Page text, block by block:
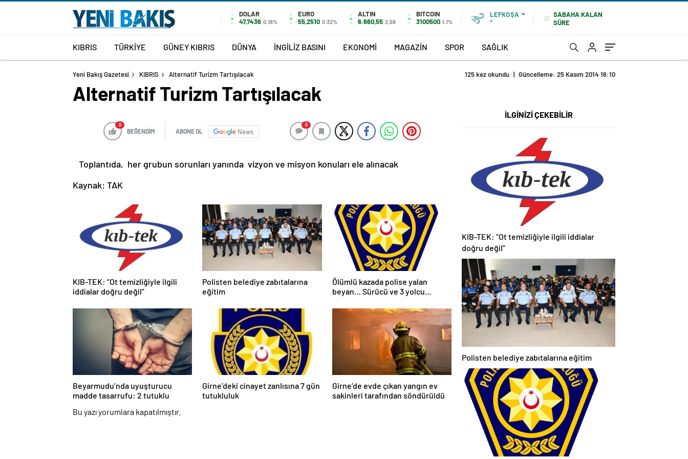
DOLAR
47,7436 0.18%
EURO
55,2510 0.32%
ALTIN
6.660,55 2,59
BITCOIN
3100500 1.1%
LEFKOŞA
°
SABAHA KALAN
SÜRE
KIBRIS TÜRKİYE GÜNEY KIBRIS DÜNYA İNGİLİZ BASINI EKONOMİ MAGAZİN SPOR SAĞLIK
Yeni Bakış Gazetesi KIBRIS Alternatif Turizm Tartışılacak 125 kez okundu | Güncelleme: 25 Kasım 2014 16:10
Alternatif Turizm Tartışılacak
0
BEĞENDİM ABONE OL News
0
Toplantıda, her grubun sorunları yanında vizyon ve misyon konuları ele alınacak
Kaynak: TAK
KIB-TEK: “Ot temizliğiyle ilgili
iddialar doğru değil”
Polisten belediye zabıtalarına
eğitim
Ölümlü kazada polise yalan
beyan… Sürücü ve 3 yolcu
Beyarmudu’nda uyuşturucu
madde tasarrufu: 2 tutuklu
Girne’deki cinayet zanlısına 7 gün
tutukluluk
Girne’de evde çıkan yangın ev
sakinleri tarafından söndürüldü
Bu yazı yorumlara kapatılmıştır.
İLGİNİZİ ÇEKEBİLİR
KIB-TEK: “Ot temizliğiyle ilgili iddialar
doğru değil”
Polisten belediye zabıtalarına eğitim